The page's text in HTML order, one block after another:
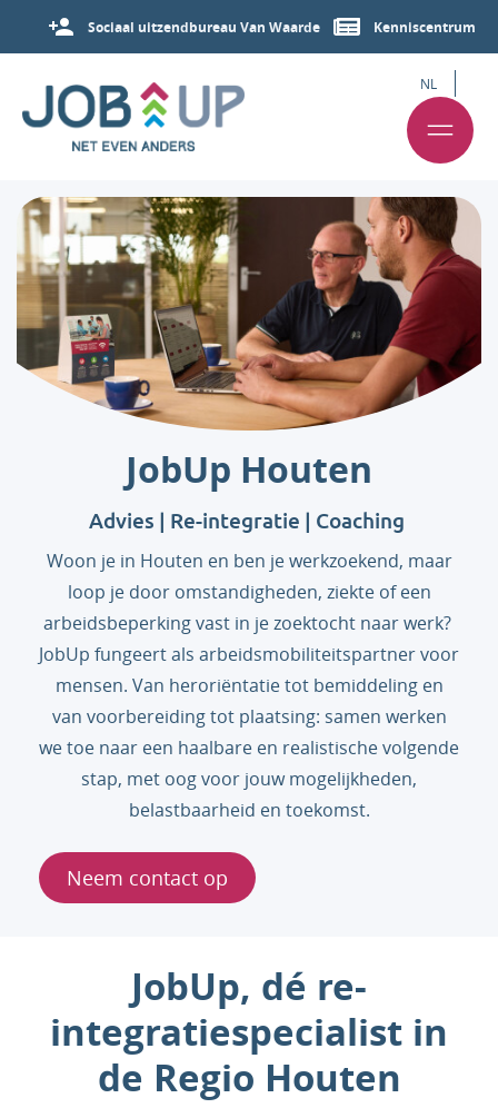
Sociaal uitzendbureau Van Waarde Kenniscentrum
NL
JobUp Houten
Advies | Re-integratie | Coaching
Woon je in Houten en ben je werkzoekend, maar
loop je door omstandigheden, ziekte of een
arbeidsbeperking vast in je zoektocht naar werk?
JobUp fungeert als arbeidsmobiliteitspartner voor
mensen. Van heroriëntatie tot bemiddeling en
van voorbereiding tot plaatsing: samen werken
we toe naar een haalbare en realistische volgende
stap, met oog voor jouw mogelijkheden,
belastbaarheid en toekomst.
Neem contact op
JobUp, dé re-
integratiespecialist in
de Regio Houten